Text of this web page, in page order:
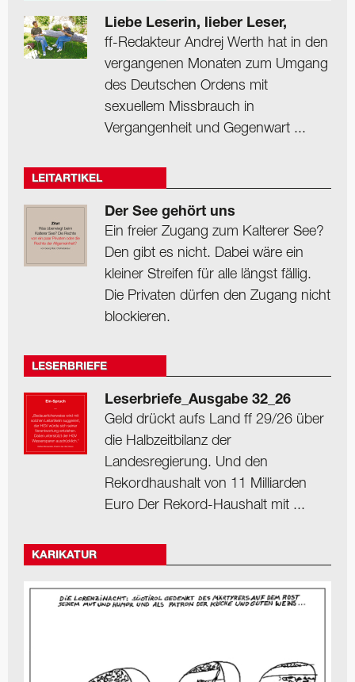
Liebe Leserin, lieber Leser,
ff-Redakteur Andrej Werth hat in den
vergangenen Monaten zum Umgang
des Deutschen Ordens mit
sexuellem Missbrauch in
Vergangenheit und Gegenwart ...
LEITARTIKEL
Der See gehört uns
Ein freier Zugang zum Kalterer See?
Den gibt es nicht. Dabei wäre ein
kleiner Streifen für alle längst fällig.
Die Privaten dürfen den Zugang nicht
blockieren.
LESERBRIEFE
Leserbriefe_Ausgabe 32_26
Geld drückt aufs Land ff 29/26 über
die Halbzeitbilanz der
Landesregierung. Und den
Rekordhaushalt von 11 Milliarden
Euro Der Rekord-Haushalt mit ...
KARIKATUR